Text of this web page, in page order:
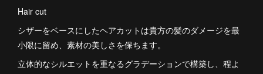
Hair cut
シザーをベースにしたヘアカットは貴方の髪のダメージを最
小限に留め、素材の美しさを保ちます。
立体的なシルエットを重なるグラデーションで構築し、程よ